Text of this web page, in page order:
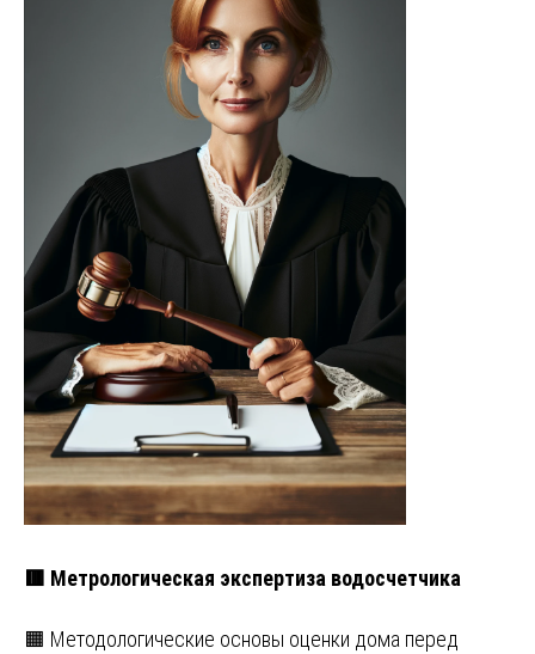
🟥 Метрологическая экспертиза водосчетчика
🟧 Методологические основы оценки дома перед